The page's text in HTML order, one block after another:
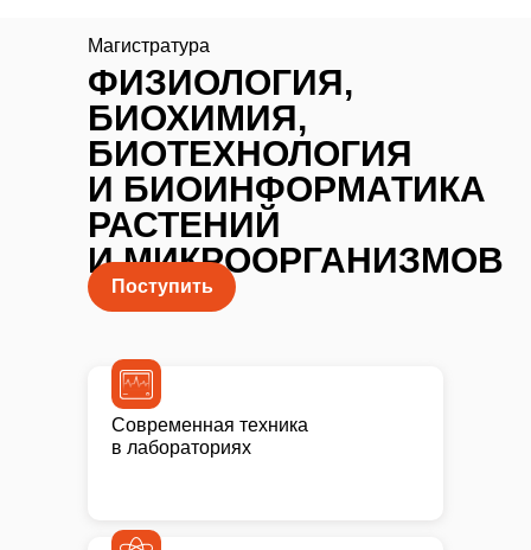
ФИЗИОЛОГИЯ,
БИОХИМИЯ,
БИОТЕХНОЛОГИЯ
И БИОИНФОРМАТИКА
РАСТЕНИЙ
И МИКРООРГАНИЗМОВ
Магистратура
Поступить
Современная техника
в лабораториях